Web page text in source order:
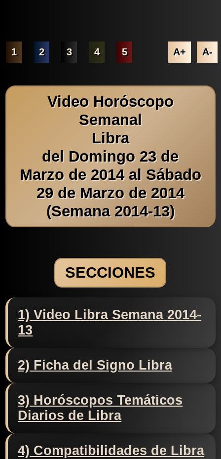
1 2 3 4 5 A+ A-
Video Horóscopo
Semanal
Libra
del Domingo 23 de
Marzo de 2014 al Sábado
29 de Marzo de 2014
(Semana 2014-13)
SECCIONES
1) Video Libra Semana 2014-
13
2) Ficha del Signo Libra
3) Horóscopos Temáticos
Diarios de Libra
4) Compatibilidades de Libra